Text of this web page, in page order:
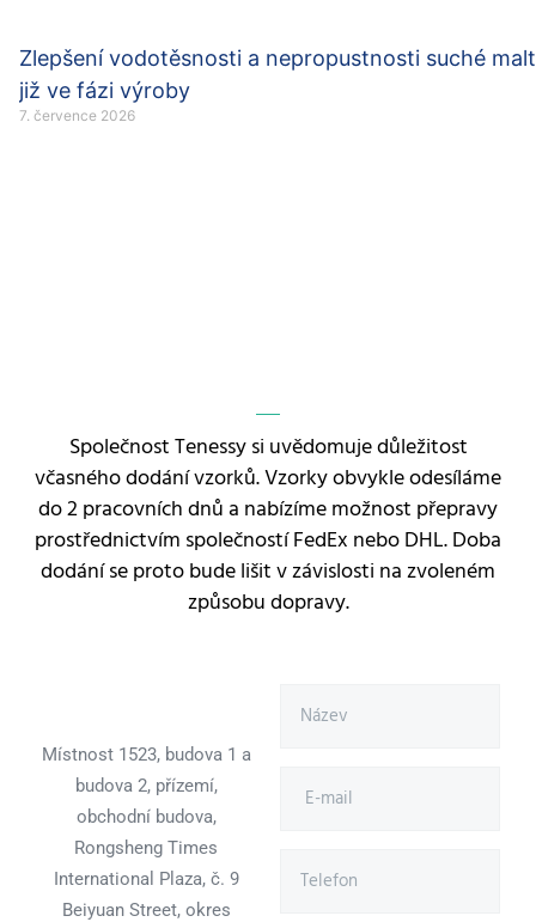
Zlepšení vodotěsnosti a nepropustnosti suché
již ve fázi výroby
7. července 2026
Společnost Tenessy si uvědomuje důležitost
včasného dodání vzorků. Vzorky obvykle odesíláme
do 2 pracovních dnů a nabízíme možnost přepravy
prostřednictvím společností FedEx nebo DHL. Doba
dodání se proto bude lišit v závislosti na zvoleném
způsobu dopravy.
Místnost 1523, budova 1 a
budova 2, přízemí,
obchodní budova,
Rongsheng Times
International Plaza, č. 9
Beiyuan Street, okres